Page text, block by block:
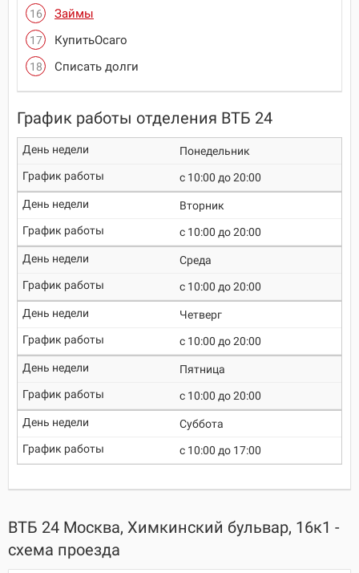
Займы
КупитьОсаго
Списать долги
График работы отделения ВТБ 24
Понедельник
c 10:00 до 20:00
Вторник
c 10:00 до 20:00
Среда
c 10:00 до 20:00
Четверг
c 10:00 до 20:00
Пятница
c 10:00 до 20:00
Суббота
c 10:00 до 17:00
ВТБ 24 Москва, Химкинский бульвар, 16к1 -
схема проезда